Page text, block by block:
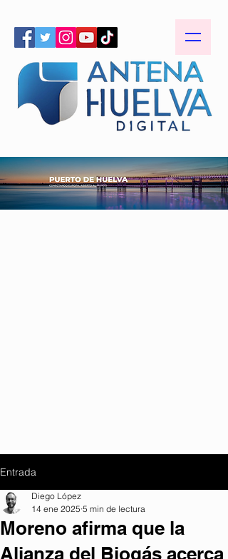
Entrada
Moreno afirma que la
Alianza del Biogás acerca
Diego López
14 ene 2025 5 min de lectura